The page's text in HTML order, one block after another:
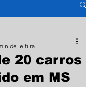
20 carros
em MS
de leitura